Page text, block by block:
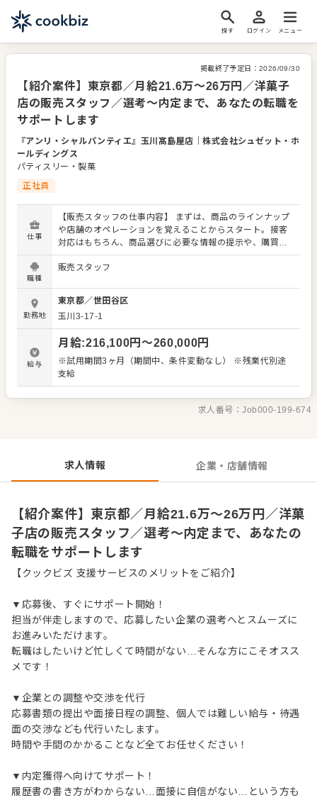
探す ログイン メニュー
掲載終了予定日： 2026/09/30
【紹介案件】東京都／月給21.6万～26万円／洋菓子
店の販売スタッフ／選考～内定まで、あなたの転職を
サポートします
『アンリ・シャルパンティエ』玉川髙島屋店 ｜株式会社シュゼット・ホ
ールディングス
パティスリー・製菓
正社員
仕事
【販売スタッフの仕事内容】 まずは、商品のラインナップ
や店舗のオペレーションを覚えることからスタート。接客
対応はもちろん、商品選びに必要な情報の提示や、購買意
欲を掻き立てるような陳列にもチャレンジをお願いしま
す！ お店の顔として、お客さまから直接感謝の言葉をいた
す。内容は店舗メンバーに共有しながら、よりよいお店づ
くりを心がけてください。オペレーション改善などのアイ
デアも大歓迎です。 【具体的には…】 ・商品の陳列、POP
作成 ・商品説明やご提案 ・レジ会計、商品お渡し ・清
掃、開店閉店業務 など 入社後はスキルに合わせた業務か
らお任せしますので、徐々に仕事の幅を広げていきましょ
う。成長をしっかりサポートしますので、経験に関わらず
ップなどもめざせます。
職種
販売スタッフ
勤務地
東京都／世田谷区
玉川3-17-1
給与
月給:216,100円〜260,000円
※試用期間3ヶ月（期間中、条件変動なし） ※残業代別途
支給
求人番号：Job000-199-674
求人情報 企業・店舗情報
【紹介案件】東京都／月給21.6万～26万円／洋菓
子店の販売スタッフ／選考～内定まで、あなたの
転職をサポートします
【クックビズ 支援サービスのメリットをご紹介】
▼応募後、すぐにサポート開始！
担当が伴走しますので、応募したい企業の選考へとスムーズに
お進みいただけます。
転職はしたいけど忙しくて時間がない…そんな方にこそオスス
メです！
▼企業との調整や交渉を代行
応募書類の提出や面接日程の調整、個人では難しい給与・待遇
面の交渉なども代行いたします。
時間や手間のかかることなど全てお任せください！
▼内定獲得へ向けてサポート！
履歴書の書き方がわからない…面接に自信がない…という方も